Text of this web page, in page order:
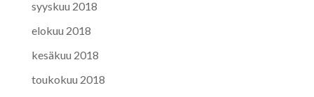
syyskuu 2018
elokuu 2018
kesäkuu 2018
toukokuu 2018